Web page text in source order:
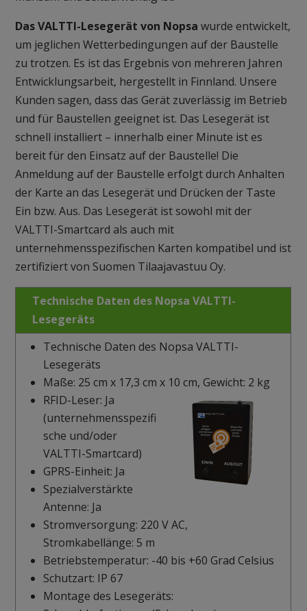
Das VALTTI-Lesegerät von Nopsa wurde entwickelt,
um jeglichen Wetterbedingungen auf der Baustelle
zu trotzen. Es ist das Ergebnis von mehreren Jahren
Entwicklungsarbeit, hergestellt in Finnland. Unsere
Kunden sagen, dass das Gerät zuverlässig im Betrieb
und für Baustellen geeignet ist. Das Lesegerät ist
schnell installiert – innerhalb einer Minute ist es
bereit für den Einsatz auf der Baustelle! Die
Anmeldung auf der Baustelle erfolgt durch Anhalten
der Karte an das Lesegerät und Drücken der Taste
Ein bzw. Aus. Das Lesegerät ist sowohl mit der
VALTTI-Smartcard als auch mit
unternehmensspezifischen Karten kompatibel und ist
zertifiziert von Suomen Tilaajavastuu Oy.
Technische Daten des Nopsa VALTTI-
Lesegeräts
Technische Daten des Nopsa VALTTI-
Lesegeräts
Maße: 25 cm x 17,3 cm x 10 cm, Gewicht: 2 kg
RFID-Leser: Ja
(unternehmensspezifi
sche und/oder
VALTTI-Smartcard)
GPRS-Einheit: Ja
Spezialverstärkte
Antenne: Ja
Stromversorgung: 220 V AC,
Stromkabellänge: 5 m
Betriebstemperatur: -40 bis +60 Grad Celsius
Schutzart: IP 67
Montage des Lesegeräts: